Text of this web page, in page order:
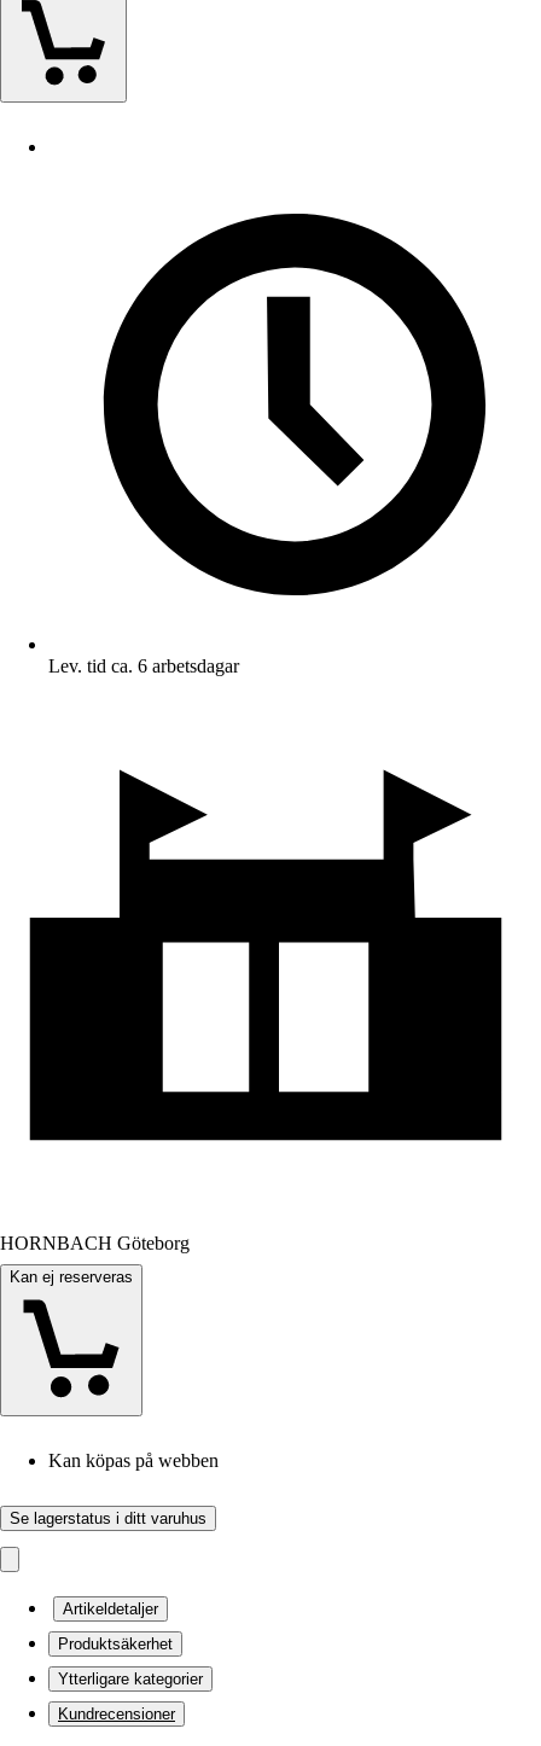
Lev. tid ca. 6 arbetsdagar
HORNBACH Göteborg
Kan ej reserveras
Kan köpas på webben
Se lagerstatus i ditt varuhus
Artikeldetaljer
Produktsäkerhet
Ytterligare kategorier
Kundrecensioner